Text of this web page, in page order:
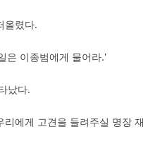
올렸다.
은 이종범에게 물어라.'
났다.
에게 고견을 들려주실 명장 재